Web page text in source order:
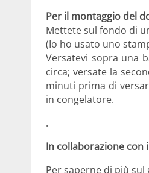
Per il montaggio del
Mettete sul fondo di
(Io ho usato uno
Versatevi sopra una
circa; versate la
minuti prima di
in congelatore.
.
In collaborazione con
Per saperne di più sul